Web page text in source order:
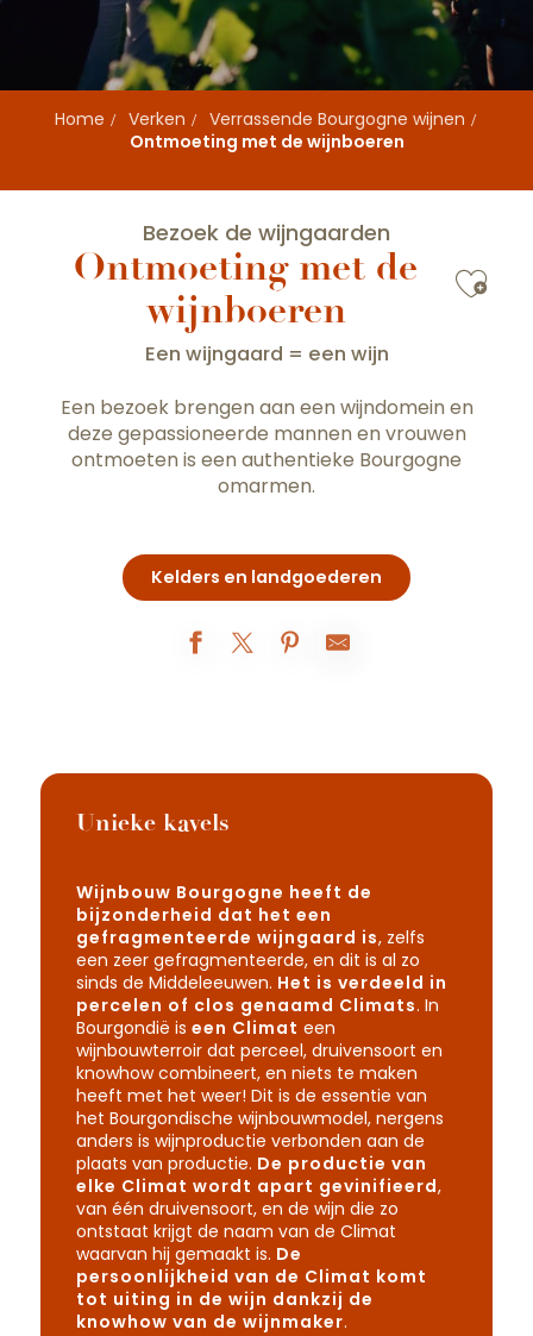
Home Verken
Verrassende Bourgogne wijnen
Ontmoeting met de wijnboeren
Bezoek de wijngaarden
Ontmoeting met de
wijnboeren
Een wijngaard = een wijn
Een bezoek brengen aan een wijndomein en
deze gepassioneerde mannen en vrouwen
ontmoeten is een authentieke Bourgogne
omarmen.
Kelders en landgoederen
Unieke kavels
Wijnbouw Bourgogne heeft de
bijzonderheid dat het een
gefragmenteerde wijngaard is, zelfs
een zeer gefragmenteerde, en dit is al zo
sinds de Middeleeuwen. Het is verdeeld in
percelen of clos genaamd Climats. In
Bourgondië is een Climat een
wijnbouwterroir dat perceel, druivensoort en
knowhow combineert, en niets te maken
heeft met het weer! Dit is de essentie van
het Bourgondische wijnbouwmodel, nergens
anders is wijnproductie verbonden aan de
plaats van productie. De productie van
elke Climat wordt apart gevinifieerd,
van één druivensoort, en de wijn die zo
ontstaat krijgt de naam van de Climat
waarvan hij gemaakt is. De
persoonlijkheid van de Climat komt
tot uiting in de wijn dankzij de
knowhow van de wijnmaker.